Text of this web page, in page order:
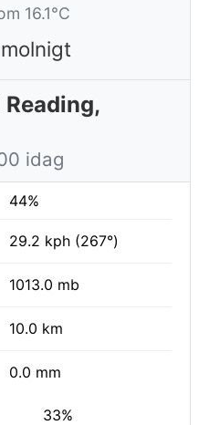
16.1°C
idag
44%
29.2 kph (267°)
1013.0 mb
10.0 km
0.0 mm
33%